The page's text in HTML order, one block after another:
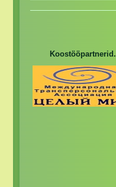
Koostööpartnerid.